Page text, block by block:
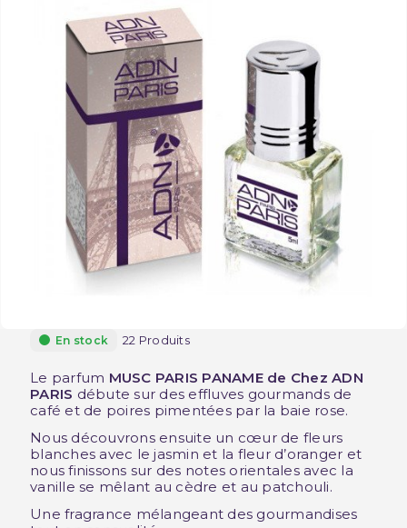
En stock 22 Produits
Le parfum MUSC PARIS PANAME de Chez ADN
PARIS débute sur des effluves gourmands de
café et de poires pimentées par la baie rose.
Nous découvrons ensuite un cœur de fleurs
blanches avec le jasmin et la fleur d’oranger et
nous finissons sur des notes orientales avec la
vanille se mêlant au cèdre et au patchouli.
Une fragrance mélangeant des gourmandises